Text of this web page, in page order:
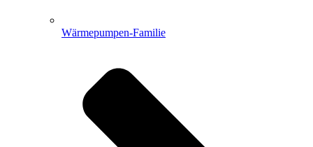
Wärmepumpen-Familie